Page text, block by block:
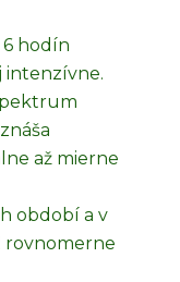
hodín
intenzívne.
až mierne
období a v
rovnomerne